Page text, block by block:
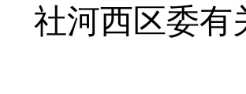
社河西区委有